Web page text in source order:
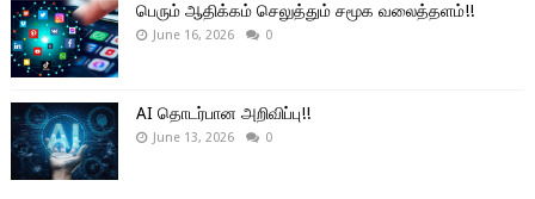
பெரும் ஆதிக்கம் செலுத்தும் சமூக வலைத்தளம்!!
June 16, 2026 0
AI தொடர்பான அறிவிப்பு!!
June 13, 2026 0